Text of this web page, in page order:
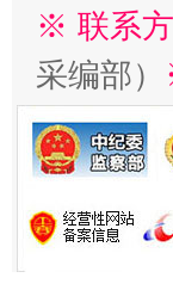
※ 联系方
采编部）